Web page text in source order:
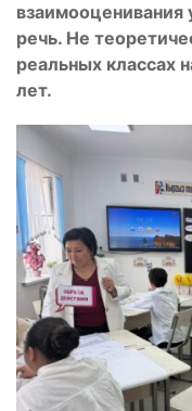
взаимооценивания
речь. Не
реальных классах
лет.